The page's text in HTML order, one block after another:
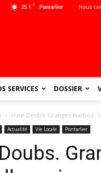
25.1 C Pontarlier Nous
SERVICES DOSSIER
Haut-Doubs. Granges-Narboz :
Actualité Vie Locale Pontarlier